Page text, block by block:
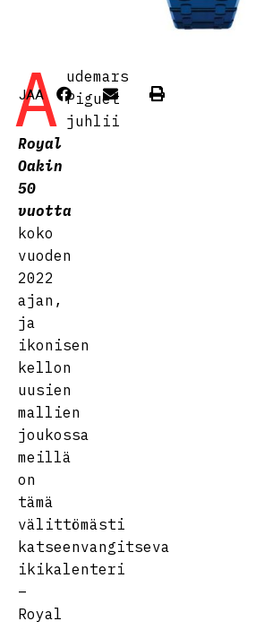
A udemars
Piguet
juhlii
Royal
Oakin
50
vuotta
koko
vuoden
2022
ajan,
ja
ikonisen
kellon
uusien
mallien
joukossa
meillä
on
tämä
välittömästi
katseenvangitseva
ikikalenteri
–
Royal
JAA